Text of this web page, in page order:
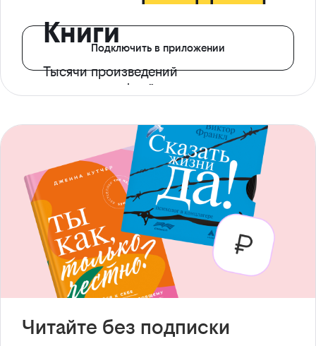
Книги
Тысячи произведений
с доступом офлайн
Подключить в приложении
Читайте без подписки